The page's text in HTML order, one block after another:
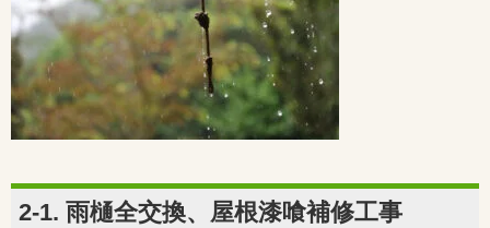
2-1. 雨樋全交換、屋根漆喰補修工事